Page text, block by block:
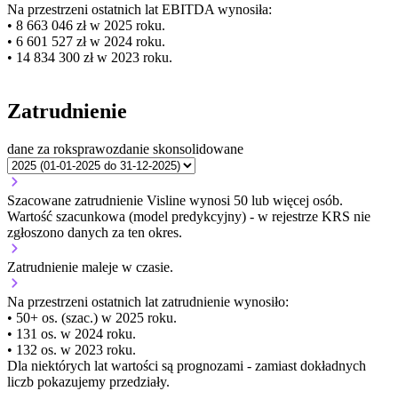
Na przestrzeni ostatnich lat EBITDA wynosiła:
• 8 663 046 zł w 2025 roku.
• 6 601 527 zł w 2024 roku.
• 14 834 300 zł w 2023 roku.
Zatrudnienie
dane za roksprawozdanie skonsolidowane
Szacowane zatrudnienie Visline wynosi 50 lub więcej osób.
Wartość szacunkowa (model predykcyjny) - w rejestrze KRS nie
zgłoszono danych za ten okres.
Zatrudnienie maleje w czasie.
Na przestrzeni ostatnich lat zatrudnienie wynosiło:
• 50+ os. (szac.) w 2025 roku.
• 131 os. w 2024 roku.
• 132 os. w 2023 roku.
Dla niektórych lat wartości są prognozami - zamiast dokładnych
liczb pokazujemy przedziały.